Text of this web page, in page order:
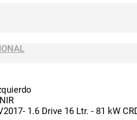
1.6 Drive 16 Ltr. - 81 kW